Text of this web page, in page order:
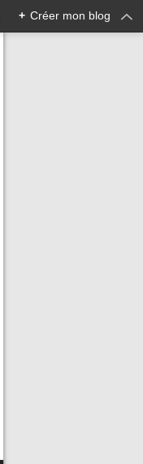
+ Créer mon blog